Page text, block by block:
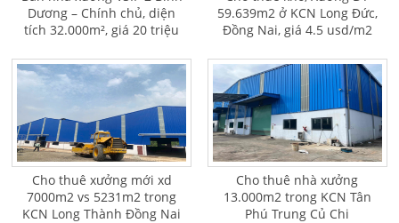
Dương – Chính chủ, diện
tích 32.000m², giá 20 triệu
59.639m2 ở KCN Long Đức,
Đồng Nai, giá 4.5 usd/m2
Cho thuê xưởng mới xd
7000m2 vs 5231m2 trong
KCN Long Thành Đồng Nai
Cho thuê nhà xưởng
13.000m2 trong KCN Tân
Phú Trung Củ Chi